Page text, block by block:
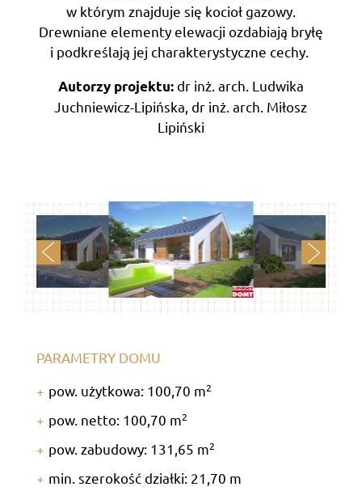
w którym znajduje się kocioł gazowy.
Drewniane elementy elewacji ozdabiają bryłę
i podkreślają jej charakterystyczne cechy.
Autorzy projektu:dr inż. arch. Ludwika
Juchniewicz-Lipińska, dr inż. arch. Miłosz
Lipiński
PARAMETRY DOMU
pow. użytkowa: 100,70 m2
pow. netto: 100,70 m2
pow. zabudowy: 131,65 m2
min. szerokość działki: 21,70 m